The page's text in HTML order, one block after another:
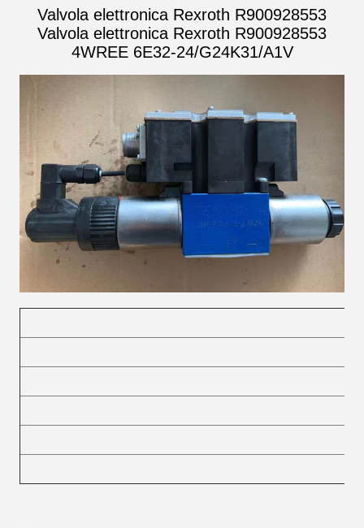
Valvola elettronica Rexroth R900928553
Valvola elettronica Rexroth R900928553
4WREE 6E32-24/G24K31/A1V